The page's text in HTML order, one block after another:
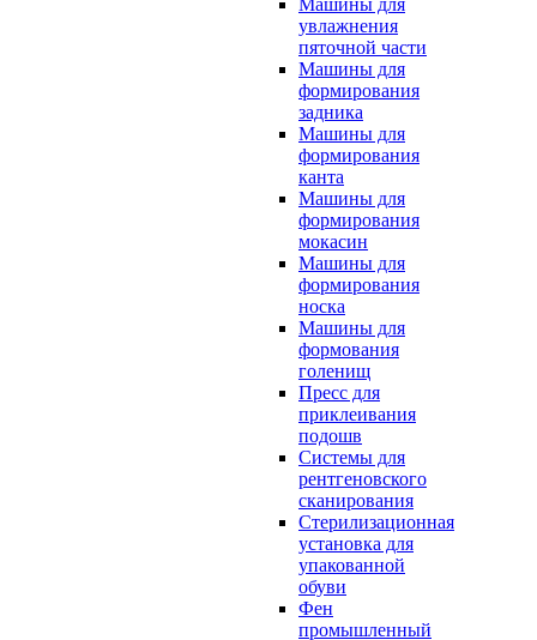
Машины для
увлажнения
пяточной части
Машины для
формирования
задника
Машины для
формирования
канта
Машины для
формирования
мокасин
Машины для
формирования
носка
Машины для
формования
голенищ
Пресс для
приклеивания
подошв
Системы для
рентгеновского
сканирования
Стерилизационная
установка для
упакованной
обуви
Фен
промышленный